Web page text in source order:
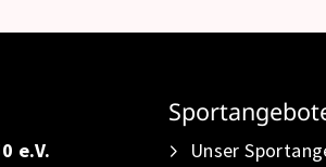
e.V.
Unser